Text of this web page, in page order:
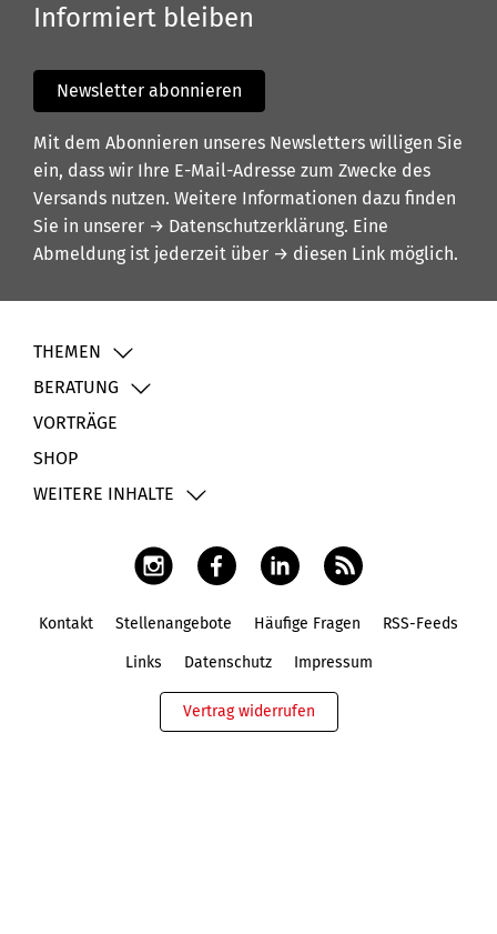
Informiert bleiben
Newsletter abonnieren
Mit dem Abonnieren unseres Newsletters willigen Sie
ein, dass wir Ihre E-Mail-Adresse zum Zwecke des
Versands nutzen. Weitere Informationen dazu finden
Sie in unserer → Datenschutzerklärung. Eine
Abmeldung ist jederzeit über → diesen Link möglich.
THEMEN
BERATUNG
VORTRÄGE
SHOP
WEITERE INHALTE
Kontakt Stellenangebote Häufige Fragen RSS-Feeds
Links Datenschutz Impressum
Vertrag widerrufen